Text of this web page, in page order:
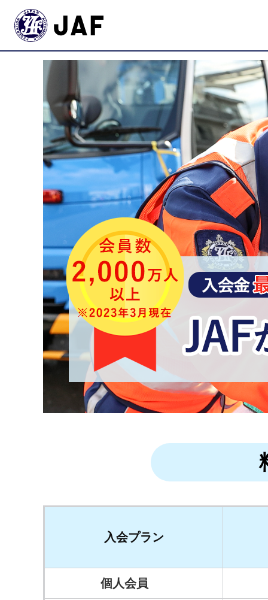
入会プラン
個人会員